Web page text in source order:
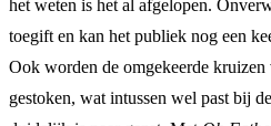
het weten is het al afgelopen.
toegift en kan het publiek nog een
Ook worden de omgekeerde
gestoken, wat intussen wel past bij